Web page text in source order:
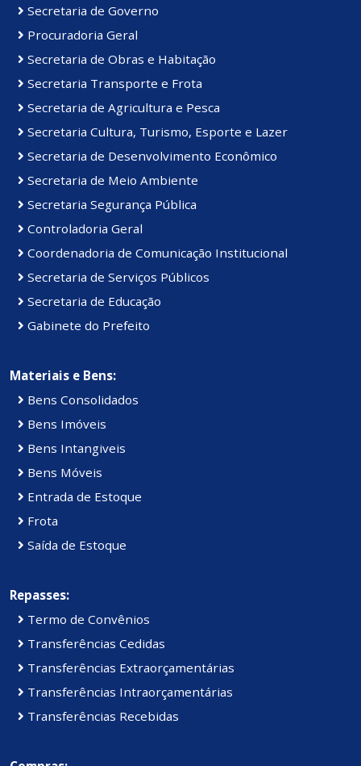
Secretaria de Governo
Procuradoria Geral
Secretaria de Obras e Habitação
Secretaria Transporte e Frota
Secretaria de Agricultura e Pesca
Secretaria Cultura, Turismo, Esporte e Lazer
Secretaria de Desenvolvimento Econômico
Secretaria de Meio Ambiente
Secretaria Segurança Pública
Controladoria Geral
Coordenadoria de Comunicação Institucional
Secretaria de Serviços Públicos
Secretaria de Educação
Gabinete do Prefeito
Materiais e Bens:
Bens Consolidados
Bens Imóveis
Bens Intangiveis
Bens Móveis
Entrada de Estoque
Frota
Saída de Estoque
Repasses:
Termo de Convênios
Transferências Cedidas
Transferências Extraorçamentárias
Transferências Intraorçamentárias
Transferências Recebidas